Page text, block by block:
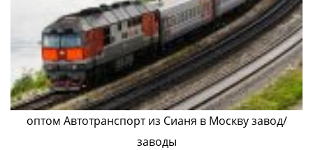
оптом Автотранспорт из Сианя в Москву завод/
заводы